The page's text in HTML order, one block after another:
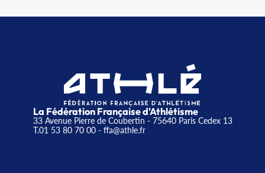
La Fédération Française d'Athlétisme
33 Avenue Pierre de Coubertin - 75640 Paris Cedex 13
T.01 53 80 70 00- ffa@athle.fr